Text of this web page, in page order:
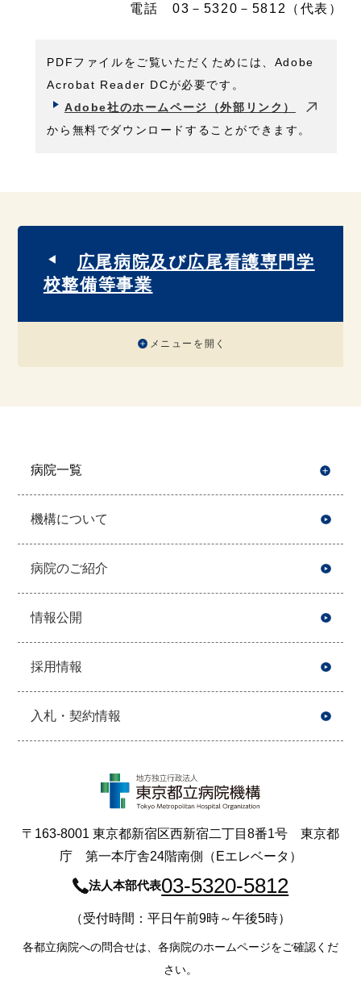
電話 03－5320－5812（代表）
PDFファイルをご覧いただくためには、Adobe
Acrobat Reader DCが必要です。
Adobe社のホームページ（外部リンク）
から無料でダウンロードすることができます。
広尾病院及び広尾看護専門学
校整備等事業
メニューを開く
病院一覧
機構について
病院のご紹介
情報公開
採用情報
入札・契約情報
〒163-8001 東京都新宿区西新宿二丁目8番1号 東京都
庁 第一本庁舎24階南側（Eエレベータ）
法人本部代表03-5320-5812
（受付時間：平日午前9時～午後5時）
各都立病院への問合せは、各病院のホームページをご確認くだ
さい。